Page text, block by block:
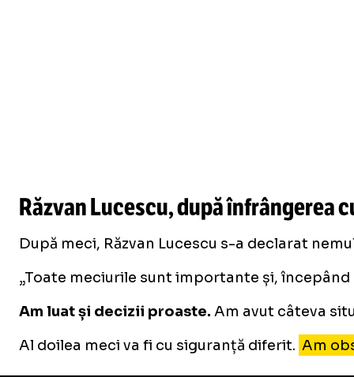
Răzvan Lucescu, după înfrângerea
După meci, Răzvan Lucescu s-a declarat
„Toate meciurile sunt importante și,
Am luat și decizii proaste. Am avut câteva
Al doilea meci va fi cu siguranță diferit. Am